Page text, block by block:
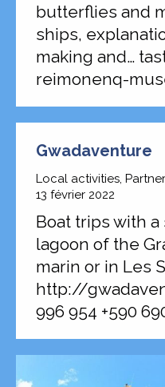
butterflies and
ships,
making and…
reimonenq-
Gwadaventure
Local activities,
13 février 2022
Boat trips with
lagoon of the
marin or in Les
http://
996 954 +590